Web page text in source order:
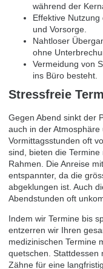
während der
Effektive
und Vorsorge.
Nahtloser
ohne
Vermeidung von
ins Büro besteht.
Stressfreie
Gegen Abend sinkt der
auch in der
Vormittagsstunden oft
sind, bieten die
Rahmen. Die Anreise
entspannter, da die
abgeklungen ist. Auch
Abendstunden oft
Indem wir Termine bis
entzerren wir Ihren
medizinischen Termine
quetschen. Stattdessen
Zähne für eine